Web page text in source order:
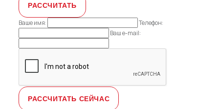
Ваше имя:
Телефон:
Ваш e-mail: